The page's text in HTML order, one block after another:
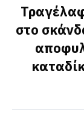
στο